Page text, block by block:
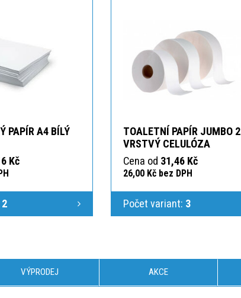
PAPÍR A4 BÍLÝ
Kč
2
TOALETNÍ PAPÍR JUMBO 2
VRSTVÝ CELULÓZA
Cena od 31,46 Kč
26,00 Kč bez DPH
Počet variant: 3
VÝPRODEJ AKCE